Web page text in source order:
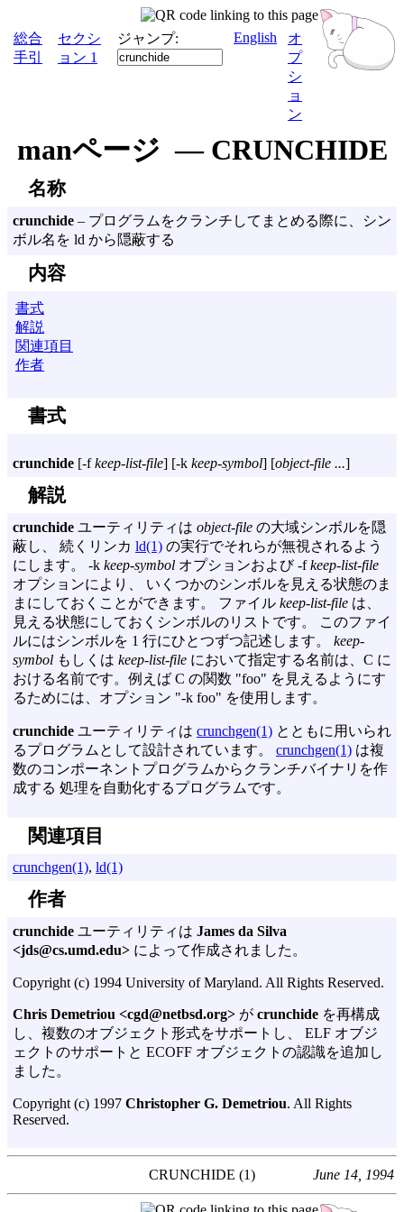
総合
手引
セクシ
ョン 1
ジャンプ: English
オ
プ
シ
ョ
ン
manページ — CRUNCHIDE
名称
crunchide – プログラムをクランチしてまとめる際に、シン
ボル名を ld から隠蔽する
内容
書式
解説
関連項目
作者
書式
crunchide [-f keep-list-file] [-k keep-symbol] [object-file ...]
解説
crunchide ユーティリティは object-file の大域シンボルを隠
蔽し、 続くリンカ ld(1) の実行でそれらが無視されるよう
にします。 -k keep-symbol オプションおよび-f keep-list-file
オプションにより、 いくつかのシンボルを見える状態のま
まにしておくことができます。 ファイル keep-list-file は、
見える状態にしておくシンボルのリストです。 このファイ
ルにはシンボルを 1 行にひとつずつ記述します。 keep-
symbol もしくは keep-list-file において指定する名前は、C に
おける名前です。例えば C の関数 "foo" を見えるようにす
るためには、オプション "-k foo" を使用します。
crunchide ユーティリティは crunchgen(1) とともに用いられ
るプログラムとして設計されています。 crunchgen(1) は複
数のコンポーネントプログラムからクランチバイナリを作
成する 処理を自動化するプログラムです。
関連項目
crunchgen(1), ld(1)
作者
crunchide ユーティリティは James da Silva
<jds@cs.umd.edu> によって作成されました。
Copyright (c) 1994 University of Maryland. All Rights Reserved.
Chris Demetriou <cgd@netbsd.org> が crunchide を再構成
し、複数のオブジェクト形式をサポートし、 ELF オブジ
ェクトのサポートと ECOFF オブジェクトの認識を追加し
ました。
Copyright (c) 1997 Christopher G. Demetriou. All Rights
Reserved.
CRUNCHIDE (1) June 14, 1994